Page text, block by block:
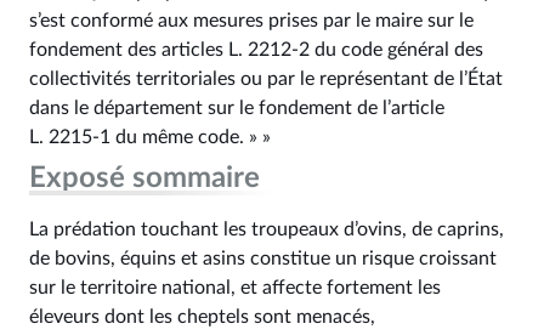
s’est conformé aux mesures prises par le maire sur le
fondement des articles L. 2212‑2 du code général des
collectivités territoriales ou par le représentant de l’État
dans le département sur le fondement de l’article
L. 2215‑1 du même code. » »
Exposé sommaire
La prédation touchant les troupeaux d’ovins, de caprins,
de bovins, équins et asins constitue un risque croissant
sur le territoire national, et affecte fortement les
éleveurs dont les cheptels sont menacés,